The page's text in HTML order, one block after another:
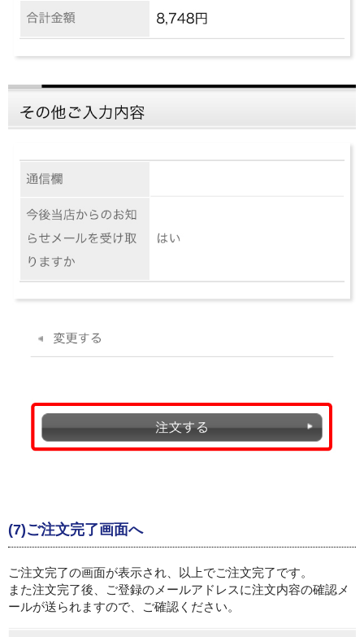
(7)ご注文完了画面へ
ご注文完了の画面が表示され、以上でご注文完了です。
また注文完了後、ご登録のメールアドレスに注文内容の確認メ
ールが送られますので、ご確認ください。